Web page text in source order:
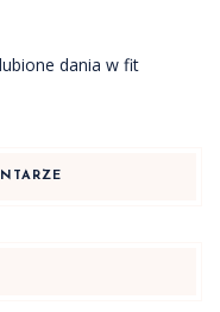
dania w fit